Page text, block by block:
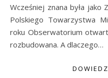
Wcześniej znana była jako
Polskiego Towarzystwa
roku Obserwatorium
rozbudowana. A dlaczego…